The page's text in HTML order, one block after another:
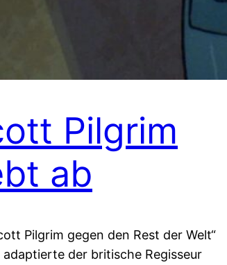
Pilgrim
ab
Pilgrim gegen den Rest der Welt“
adaptierte der britische Regisseur